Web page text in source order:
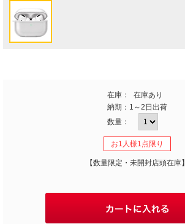
在庫：
在庫あり
納期： 1～2日出荷
数量：
お1人様1点限り
【数量限定・未開封店頭在庫】